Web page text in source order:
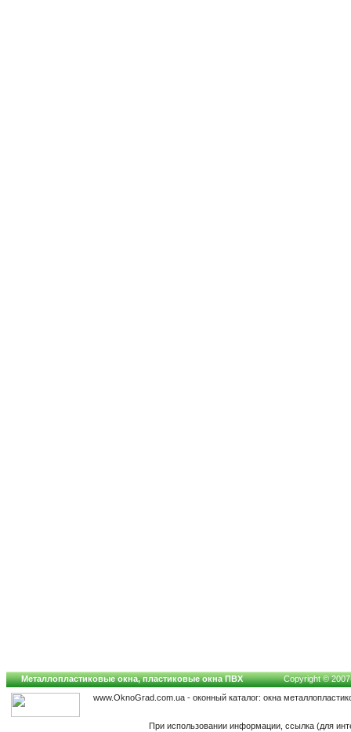
Металлопластиковые окна, пластиковые окна ПВХ
Copyright ©
www.OknoGrad.com.ua - оконный каталог: окна
При использовании информации, ссылка (для